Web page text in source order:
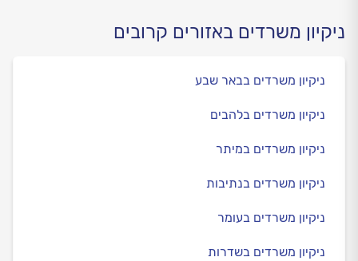
ניקיון משרדים באזורים קרובים
ניקיון משרדים בבאר שבע
ניקיון משרדים בלהבים
ניקיון משרדים במיתר
ניקיון משרדים בנתיבות
ניקיון משרדים בעומר
ניקיון משרדים בשדרות